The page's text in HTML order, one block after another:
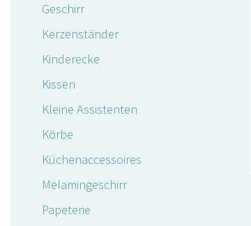
Geschirr
Kerzenständer
Kinderecke
Kissen
Kleine Assistenten
Körbe
Küchenaccessoires
Melamingeschirr
Papeterie